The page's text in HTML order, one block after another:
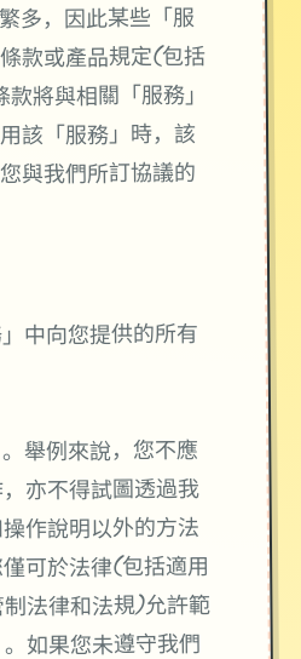
多，因此某些「服
款或產品規定(包括
將與相關「服務」
該「服務」時，該
與我們所訂協議的
中向您提供的所有
舉例來說，您不應
亦不得試圖透過我
作說明以外的方法
可於法律(包括適用
法律和法規)允許範
如果您未遵守我們